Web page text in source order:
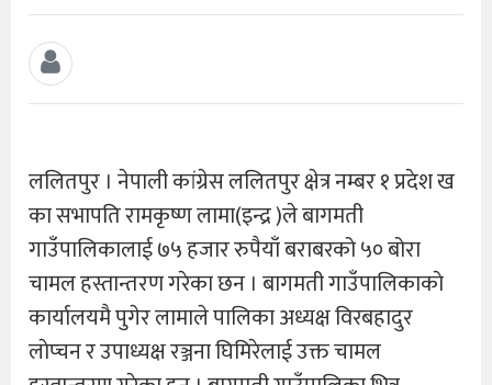
ललितपुर । नेपाली कांग्रेस ललितपुर क्षेत्र नम्बर १ प्रदेश ख
का सभापति रामकृष्ण लामा(इन्द्र )ले बागमती
गाउँपालिकालाई ७५ हजार रुपैयाँ बराबरको ५० बोरा
चामल हस्तान्तरण गरेका छन । बागमती गाउँपालिकाकाे
कार्यालयमै पुगेर लामाले पालिका अध्यक्ष विरबहादुर
लाेप्चन र उपाध्यक्ष रञ्जना घिमिरेलाई उक्त चामल